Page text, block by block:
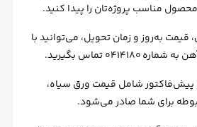
محصول مناسب پروژه‌تان را پیدا کنید.
قیمت به‌روز و زمان تحویل، می‌توانید با
تماس بگیرید.
پیش‌فاکتور شامل قیمت ورق سیاه،
برای شما صادر می‌شود.